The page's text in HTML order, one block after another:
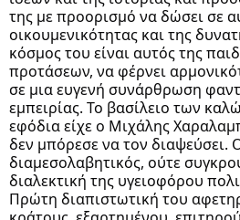
της με προορισμό να δώσει σε
οικουμενικότητας και της
κόσμος του είναι αυτός της
προτάσεων, να φέρνει
σε μια ευγενή συνάρθρωση
εμπειρίας. Το βασίλειο των
εφόδια είχε ο Μιχάλης
δεν μπόρεσε να τον διαψεύσει.
διαμεσολαβητικός, ούτε
διαλεκτική της υγειοφόρου
Πρώτη διαπιστωτική του